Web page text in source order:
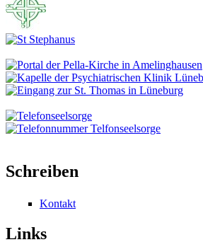
Schreiben
Kontakt
Links